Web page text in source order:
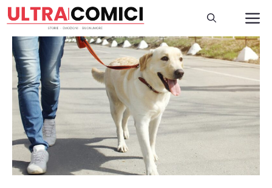
Vai
al
contenuto